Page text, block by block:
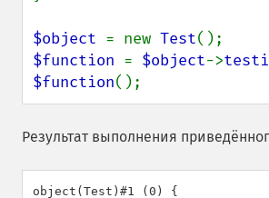
$object = new Test
$function = $object->
$function();
Результат выполнения
object(Test)#1 (0) {